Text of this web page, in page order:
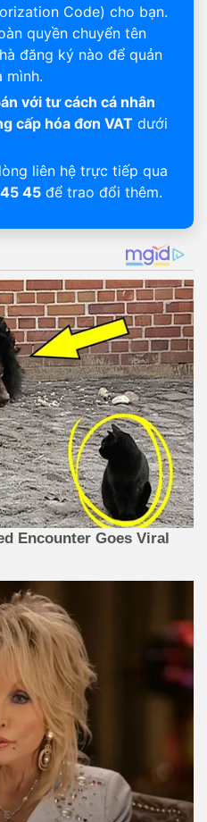
Code) cho bạn.
quyền chuyển tên
đăng ký nào để quản
mình.
với tư cách cá nhân
cấp hóa đơn VAT dưới
liên hệ trực tiếp qua
45 để trao đổi thêm.